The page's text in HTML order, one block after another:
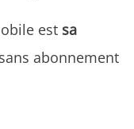
est sa
abonnement